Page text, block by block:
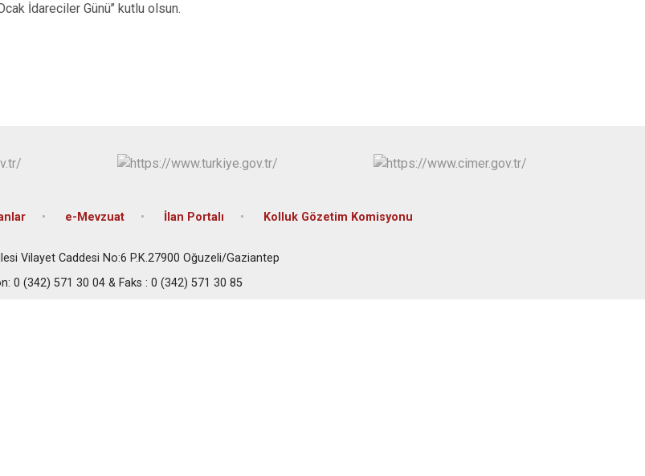
Şehitkamil
İdareciler Günü’’ kutlu olsun.
e-Mevzuat İlan Portalı Kolluk Gözetim Komisyonu
Vilayet Caddesi No:6 P.K.27900 Oğuzeli/Gaziantep
0 (342) 571 30 04 & Faks : 0 (342) 571 30 85